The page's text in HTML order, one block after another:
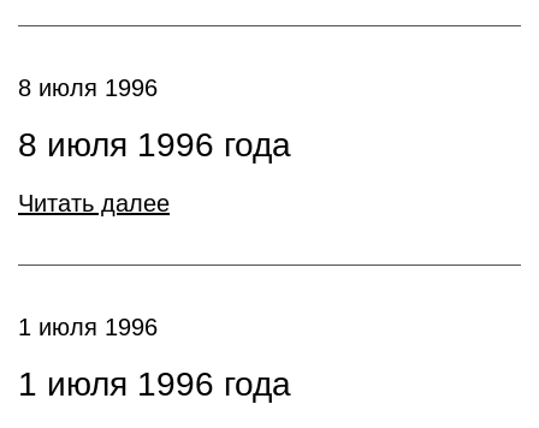
8 июля 1996
8 июля 1996 года
Читать далее
1 июля 1996
1 июля 1996 года